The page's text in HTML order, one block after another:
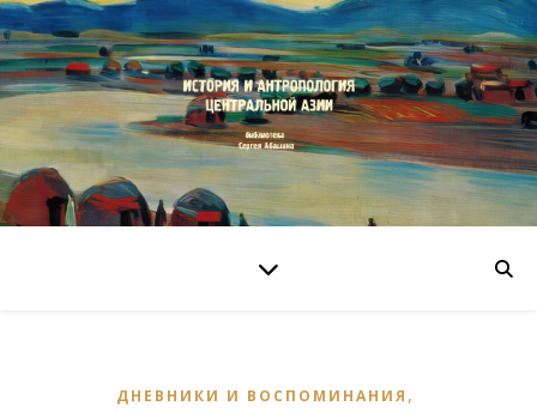
ДНЕВНИКИ И ВОСПОМИНАНИЯ ,